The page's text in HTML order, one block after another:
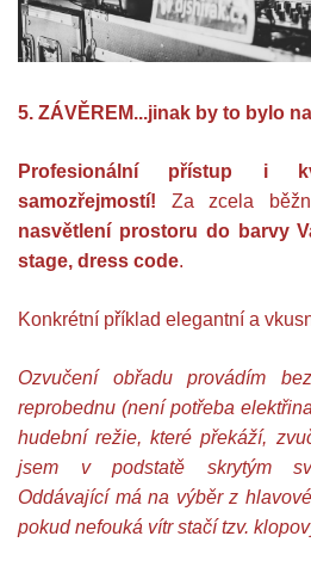
5. ZÁVĚREM...jinak by to bylo
Profesionální přístup i
samozřejmostí! Za zcela
nasvětlení prostoru do barvy
stage, dress code.
Konkrétní příklad elegantní a
Ozvučení obřadu provádím
reprobednu (není potřeba
hudební režie, které překáží,
jsem v podstatě skrytým
Oddávající má na výběr z
pokud nefouká vítr stačí tzv.